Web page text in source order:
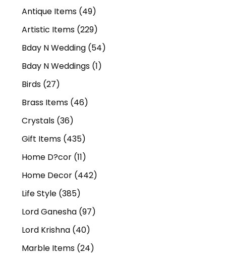
Antique Items (49)
Artistic Items (229)
Bday N Wedding (54)
Bday N Weddings (1)
Birds (27)
Brass Items (46)
Crystals (36)
Gift Items (435)
Home D?cor (11)
Home Decor (442)
Life Style (385)
Lord Ganesha (97)
Lord Krishna (40)
Marble Items (24)